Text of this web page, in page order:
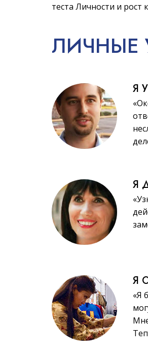
теста Личности и рост
ЛИЧНЫЕ
Я
Я
Я
«Я